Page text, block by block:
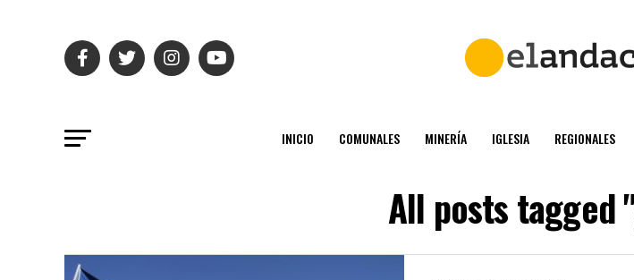
INICIO COMUNALES MINERÍA IGLESIA REGIONALES
All posts tagged